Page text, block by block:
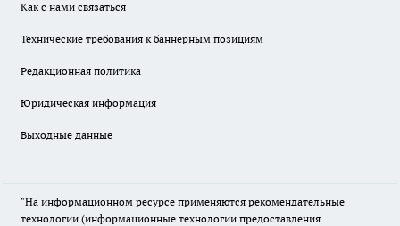
Как с нами связаться
Технические требования к баннерным позициям
Редакционная политика
Юридическая информация
Выходные данные
"На информационном ресурсе применяются рекомендательные
технологии (информационные технологии предоставления